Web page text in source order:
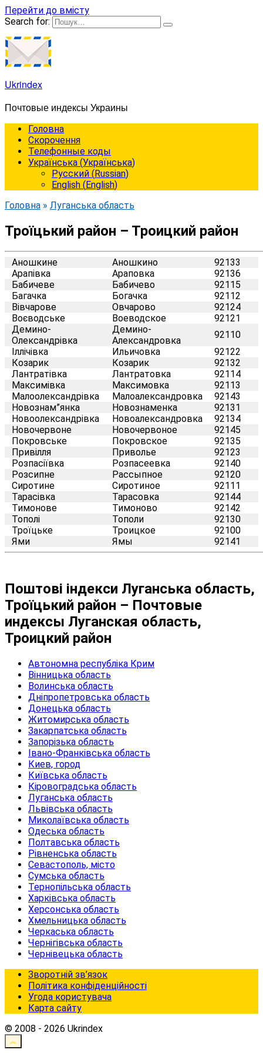
Перейти до вмісту
Search for:
Ukrindex
Почтовые индексы Украины
Головна
Cкорочення
Телефонные коды
Українська (Українська)
Русский (Russian)
English (English)
Головна » Луганська область
Троїцький район – Троицкий район
Аношкине Аношкино
92133
Арапівка
Араповка
92136
Бабичеве
Бабичево
92115
Багачка
Богачка
92112
Вівчарове
Овчарово
92124
Воєводське
Воеводское
92121
Демино-
Олександрівка
Демино-
Александровка
92110
Іллічівка
Ильичовка
92122
Козарик
Козарик
92132
Лантратівка
Лантратовка
92114
Максимівка
Максимовка
92113
Малоолександрівка
Малоалександровка
92143
Новознам”янка
Новознаменка
92131
Новоолександрівка
Новоалександровка
92134
Новочервоне
Новочервоное
92145
Покровське
Покровское
92135
Привілля
Приволье
92123
Розпасіївка
Розпасеевка
92140
Розсипне
Рассыпное
92120
Сиротине
Сиротиное
92111
Тарасівка
Тарасовка
92144
Тимонове
Тимоново
92142
Тополі
Тополи
92130
Троїцьке
Троицкое
92100
Ями
Ямы 92141
Поштові індекси Луганська область,
Троїцький район – Почтовые
индексы Луганская область,
Троицкий район
Автономна республіка Крим
Вінницька область
Волинська область
Дніпропетровська область
Донецька область
Житомирська область
Закарпатська область
Запорізька область
Івано-Франківська область
Киев, город
Київська область
Кіровоградська область
Луганська область
Львівська область
Миколаївська область
Одеська область
Полтавська область
Рівненська область
Севастополь, місто
Сумська область
Тернопільська область
Харківська область
Херсонська область
Хмельницька область
Черкаська область
Чернігівська область
Чернівецька область
Зворотній зв’язок
Політика конфіденційності
Угода користувача
Карта сайту
© 2008 - 2026 Ukrindex